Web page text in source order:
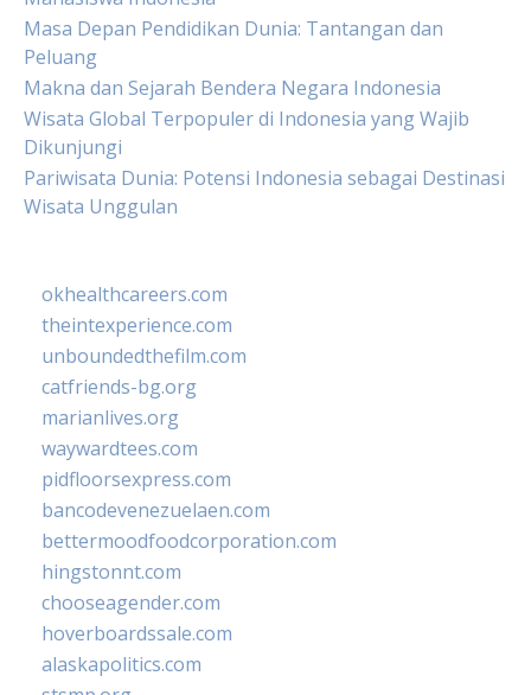
Masa Depan Pendidikan Dunia: Tantangan dan
Peluang
Makna dan Sejarah Bendera Negara Indonesia
Wisata Global Terpopuler di Indonesia yang Wajib
Dikunjungi
Pariwisata Dunia: Potensi Indonesia sebagai Destinasi
Wisata Unggulan
okhealthcareers.com
theintexperience.com
unboundedthefilm.com
catfriends-bg.org
marianlives.org
waywardtees.com
pidfloorsexpress.com
bancodevenezuelaen.com
bettermoodfoodcorporation.com
hingstonnt.com
chooseagender.com
hoverboardssale.com
alaskapolitics.com